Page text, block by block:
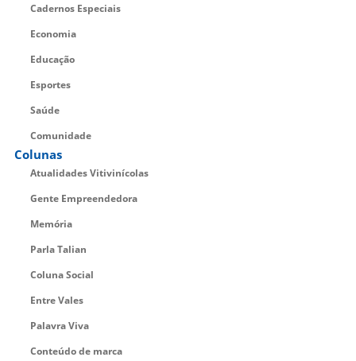
Cadernos Especiais
Economia
Educação
Esportes
Saúde
Comunidade
Colunas
Atualidades Vitivinícolas
Gente Empreendedora
Memória
Parla Talian
Coluna Social
Entre Vales
Palavra Viva
Conteúdo de marca